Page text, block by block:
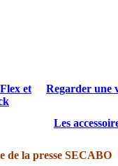
et
Regarder une
Les
de la presse SECABO